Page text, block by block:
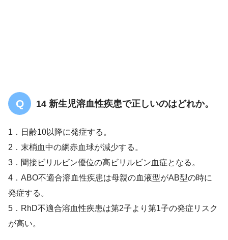
14 新生児溶血性疾患で正しいのはどれか。
1．日齢10以降に発症する。
2．末梢血中の網赤血球が減少する。
3．間接ビリルビン優位の高ビリルビン血症となる。
4．ABO不適合溶血性疾患は母親の血液型がAB型の時に
発症する。
5．RhD不適合溶血性疾患は第2子より第1子の発症リスク
が高い。